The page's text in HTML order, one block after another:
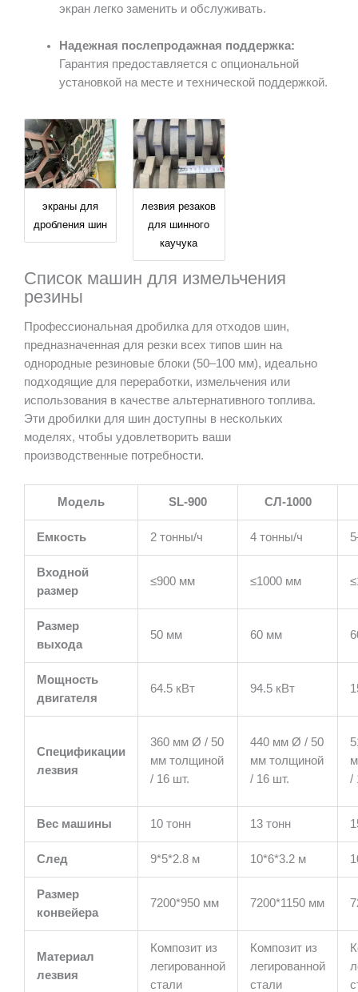
экран легко заменить и обслуживать.
Надежная послепродажная поддержка:
Гарантия предоставляется с опциональной
установкой на месте и технической поддержкой.
экраны для
дробления шин
лезвия резаков
для шинного
каучука
Список машин для измельчения
резины
Профессиональная дробилка для отходов шин,
предназначенная для резки всех типов шин на
однородные резиновые блоки (50–100 мм), идеально
подходящие для переработки, измельчения или
использования в качестве альтернативного топлива.
Эти дробилки для шин доступны в нескольких
моделях, чтобы удовлетворить ваши
производственные потребности.
Модель SL-900 СЛ-1000
Емкость 2 тонны/ч 4 тонны/ч
Входной
размер
≤900 мм ≤1000 мм
Размер
выхода
50 мм 60 мм
Мощность
двигателя
64.5 кВт 94.5 кВт
Спецификации
лезвия
360 мм Ø / 50
мм толщиной
/ 16 шт.
440 мм Ø / 50
мм толщиной
/ 16 шт.
/
Вес машины 10 тонн 13 тонн
След 9*5*2.8 м 10*6*3.2 м
Размер
конвейера
7200*950 мм 7200*1150 мм
Материал
лезвия
Композит из
легированной
стали
Композит из
легированной
стали